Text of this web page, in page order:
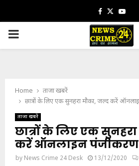
Facebook
Twitter
PRIMARY
Home
ताजा खबरें
छात्रों के लिए एक सुनहरा मौका, जल्द करें
ताजा खबरें
छात्रों के लिए एक
करें ऑनलाइन पंजीकरण
by News Crime 24 Desk 13/12/2020